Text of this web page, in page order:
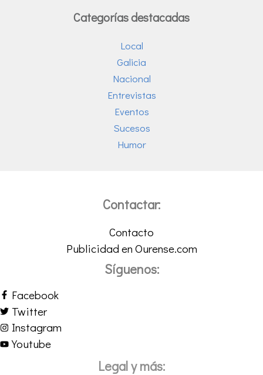
Categorías destacadas
Local
Galicia
Nacional
Entrevistas
Eventos
Sucesos
Humor
Contactar:
Contacto
Publicidad en Ourense.com
Síguenos:
Facebook
Twitter
Instagram
Youtube
Legal y más: